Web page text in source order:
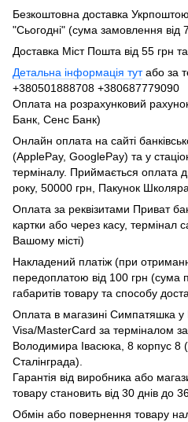
Безкоштовна доставка Укрпоштою
"Сьогодні" (сума замовлення від
Доставка Міст Пошта від 55 грн
Детальна інформація тутабо за
+380501888708 +380687779090
Оплата на розрахунковий
Банк, Сенс Банк)
Онлайн оплата на сайті
(ApplePay, GooglePay) та у
терміналу. Приймається оплата
року, 50000 грн, Пакунок
Оплата за реквізитами Приват
картки або через касу, термінал
Вашому місті)
Накладений платіж (при
передоплатою від 100 грн (сума
габаритів товару та способу
Оплата в магазині Симпатяшка у
Visa/MasterCard за терміналом
Володимира Івасюка, 8 корпус 8
Сталінграда).
Гарантія від виробника або
товару становить від 30 днів до 36
Обмін або повернення товару